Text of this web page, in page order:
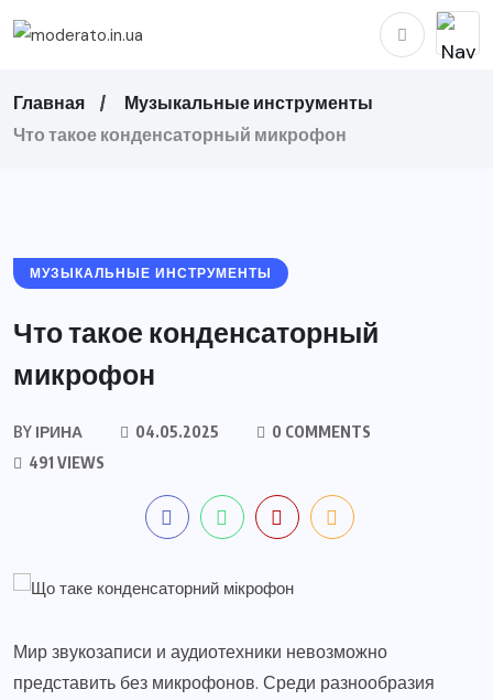
Главная
Музыкальные инструменты
Что такое конденсаторный микрофон
МУЗЫКАЛЬНЫЕ ИНСТРУМЕНТЫ
Что такое конденсаторный
микрофон
BY ІРИНА 04.05.2025
0 COMMENTS
491 VIEWS
Мир звукозаписи и аудиотехники невозможно
представить без микрофонов. Среди разнообразия